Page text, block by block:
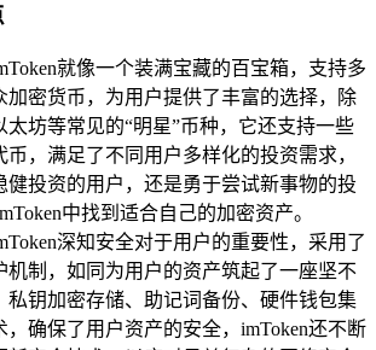
就像一个装满宝藏的百宝箱，支持多
加密货币，为用户提供了丰富的选择，除
太坊等常见的“明星”币种，它还支持一些
币，满足了不同用户多样化的投资需求，
健投资的用户，还是勇于尝试新事物的投
中找到适合自己的加密资产。
深知安全对于用户的重要性，采用了
机制，如同为用户的资产筑起了一座坚不
私钥加密存储、助记词备份、硬件钱包集
，确保了用户资产的安全，imToken还不断